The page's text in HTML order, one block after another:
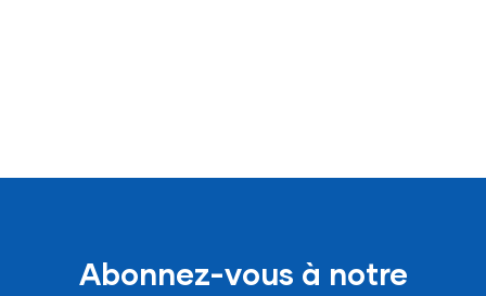
Abonnez-vous à notre